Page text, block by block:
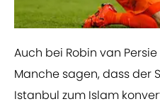
Auch bei Robin van
Manche sagen, dass der
Istanbul zum Islam